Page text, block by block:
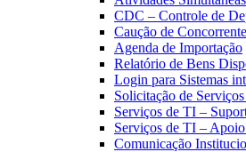
CDC – Controle de
Caução de
Agenda de Importação
Relatório de Bens
Login para Sistemas
Solicitação de
Serviços de TI –
Serviços de TI – Apoio
Comunicação